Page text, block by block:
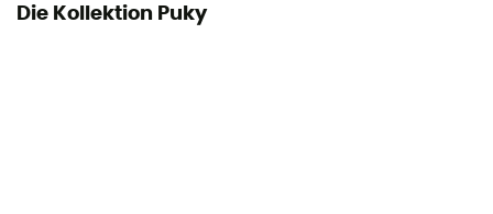
Die Kollektion Puky